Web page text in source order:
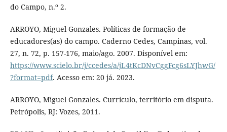
do Campo, n.º 2.
ARROYO, Miguel Gonzales. Políticas de formação de
educadores(as) do campo. Caderno Cedes, Campinas, vol.
27, n. 72, p. 157-176, maio/ago. 2007. Disponível em:
https://www.scielo.br/j/ccedes/a/jL4tKcDNvCggFcg6sLYJhwG/
?format=pdf. Acesso em: 20 já. 2023.
ARROYO, Miguel Gonzales. Currículo, território em disputa.
Petrópolis, RJ: Vozes, 2011.